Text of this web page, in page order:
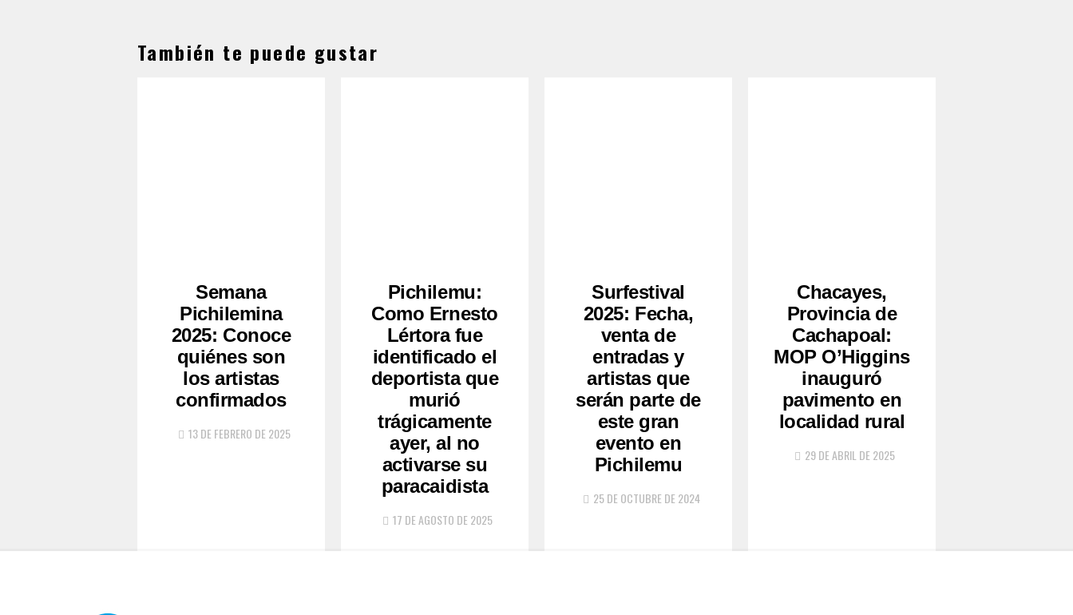
También te puede gustar
Semana
Pichilemina
2025: Conoce
quiénes son
los artistas
confirmados
13 DE FEBRERO DE 2025
Pichilemu:
Como Ernesto
Lértora fue
identificado el
deportista que
murió
trágicamente
ayer, al no
activarse su
paracaidista
17 DE AGOSTO DE 2025
Surfestival
2025: Fecha,
venta de
entradas y
artistas que
serán parte de
este gran
evento en
Pichilemu
25 DE OCTUBRE DE 2024
Chacayes,
Provincia de
Cachapoal:
MOP O’Higgins
inauguró
pavimento en
localidad rural
29 DE ABRIL DE 2025